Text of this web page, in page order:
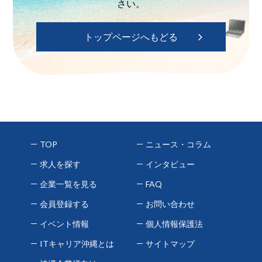
さい。
トップページへもどる
TOP
求人を探す
企業一覧を見る
会員登録する
イベント情報
ITキャリア沖縄とは
ニュース・コラム
インタビュー
FAQ
お問い合わせ
個人情報保護法
サイトマップ